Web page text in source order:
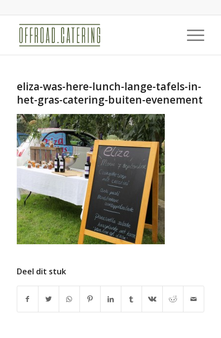
eliza-was-here-lunch-lange-tafels-in-
het-gras-catering-buiten-evenement
Deel dit stuk